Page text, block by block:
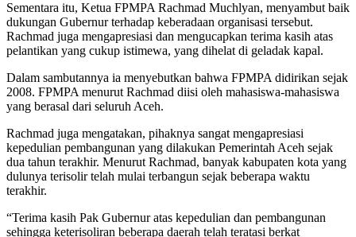
Sementara itu, Ketua FPMPA Rachmad Muchlyan, menyambut baik
dukungan Gubernur terhadap keberadaan organisasi tersebut.
Rachmad juga mengapresiasi dan mengucapkan terima kasih atas
pelantikan yang cukup istimewa, yang dihelat di geladak kapal.
Dalam sambutannya ia menyebutkan bahwa FPMPA didirikan sejak
2008. FPMPA menurut Rachmad diisi oleh mahasiswa-mahasiswa
yang berasal dari seluruh Aceh.
Rachmad juga mengatakan, pihaknya sangat mengapresiasi
kepedulian pembangunan yang dilakukan Pemerintah Aceh sejak
dua tahun terakhir. Menurut Rachmad, banyak kabupaten kota yang
dulunya terisolir telah mulai terbangun sejak beberapa waktu
terakhir.
“Terima kasih Pak Gubernur atas kepedulian dan pembangunan
sehingga keterisoliran beberapa daerah telah teratasi berkat